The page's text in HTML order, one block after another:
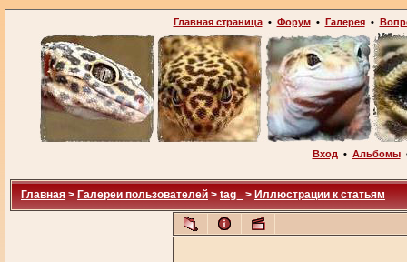
Главная страница• Форум• Галерея•
Вход • Альбомы
Главная > Галереи пользователей > tag_ > Иллюстрации к статьям